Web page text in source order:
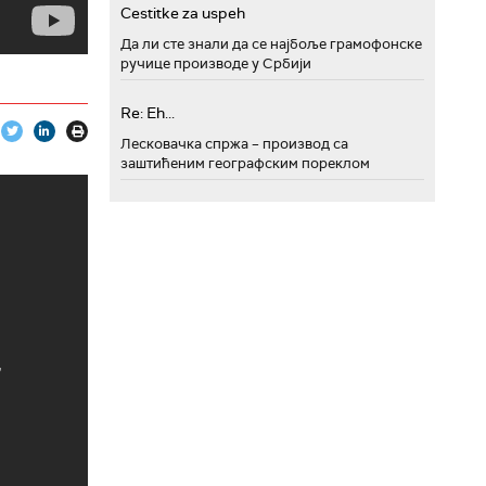
Cestitke za uspeh
Да ли сте знали да се најбоље грамофонске
ручице производе у Србији
Re: Eh...
Лесковачка спржа – производ са
заштићеним географским пореклом